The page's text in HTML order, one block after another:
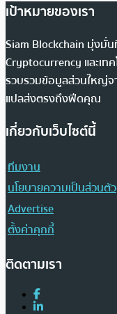
เป้าหมายของเรา
Siam Blockchain มุ่งมั่
Cryptocurrency และเท
รวบรวมข้อมูลส่วนใหญ่จ
แปลส่งตรงถึงฟีดคุณ
เกี่ยวกับเว็บไซต์นี้
ทีมงาน
นโยบายความเป็นส่วนตัว
Advertise
ตั้งค่าคุกกี้
ติดตามเรา